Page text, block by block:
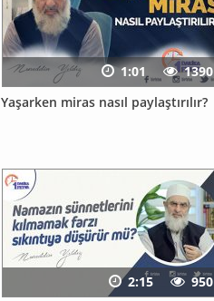
Yaşarken miras nasıl paylaştırılır?
1:01
1390
2:15 950